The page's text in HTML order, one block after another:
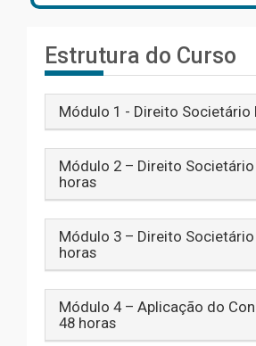
Estrutura do Curso
Módulo 1 - Direito Societário
Módulo 2 – Direito Societário
horas
Módulo 3 – Direito Societário
horas
Módulo 4 – Aplicação do
48 horas